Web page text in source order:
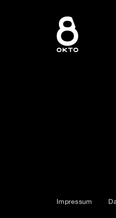
Impressum